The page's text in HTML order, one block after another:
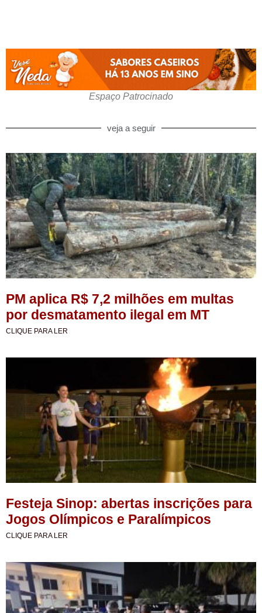
Espaço Patrocinado
veja a seguir
PM aplica R$ 7,2 milhões em multas
por desmatamento ilegal em MT
CLIQUE PARA LER
Festeja Sinop: abertas inscrições para
Jogos Olímpicos e Paralímpicos
CLIQUE PARA LER